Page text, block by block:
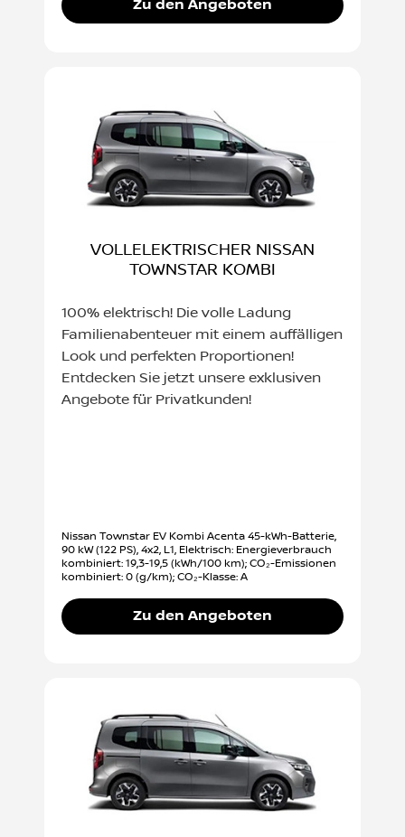
Zu den Angeboten
VOLLELEKTRISCHER NISSAN
TOWNSTAR KOMBI
100% elektrisch! Die volle Ladung
Familienabenteuer mit einem auffälligen
Look und perfekten Proportionen!
Entdecken Sie jetzt unsere exklusiven
Angebote für Privatkunden!
Nissan Townstar EV Kombi Acenta 45-kWh-Batterie,
90 kW (122 PS), 4x2, L1, Elektrisch: Energieverbrauch
kombiniert: 19,3-19,5 (kWh/100 km); CO₂-Emissionen
kombiniert: 0 (g/km); CO₂-Klasse: A
Zu den Angeboten